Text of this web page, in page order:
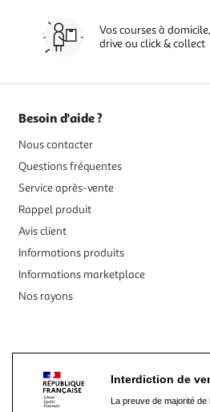
Vos courses à
drive ou click & collect
Besoin d'aide ?
Nous contacter
Questions fréquentes
Service après-vente
Rappel produit
Avis client
Informations produits
Informations marketplace
Nos rayons
Interdiction de
La preuve de majorité